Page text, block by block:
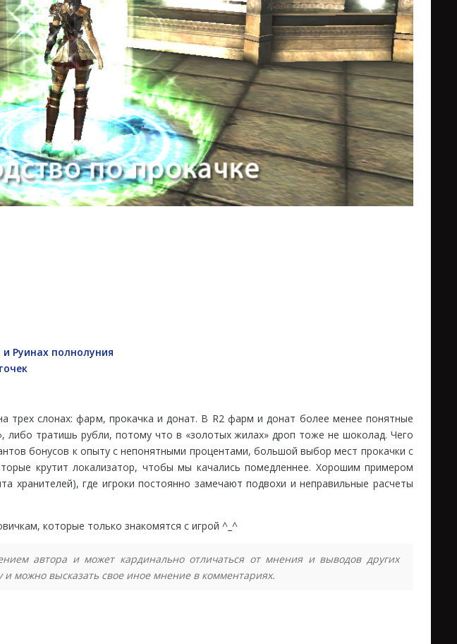
Руинах полнолуния
трех слонах: фарм, прокачка и донат. В R2 фарм и донат более менее понятные
тратишь рубли, потому что в «золотых жилах» дроп тоже не шоколад. Чего
бонусов к опыту с непонятными процентами, большой выбор мест прокачки с
крутит локализатор, чтобы мы качались помедленнее. Хорошим примером
хранителей), где игроки постоянно замечают подвохи и неправильные расчеты
которые только знакомятся с игрой ^_^
автора и может кардинально отличаться от мнения и выводов других
можно высказать свое иное мнение в комментариях.